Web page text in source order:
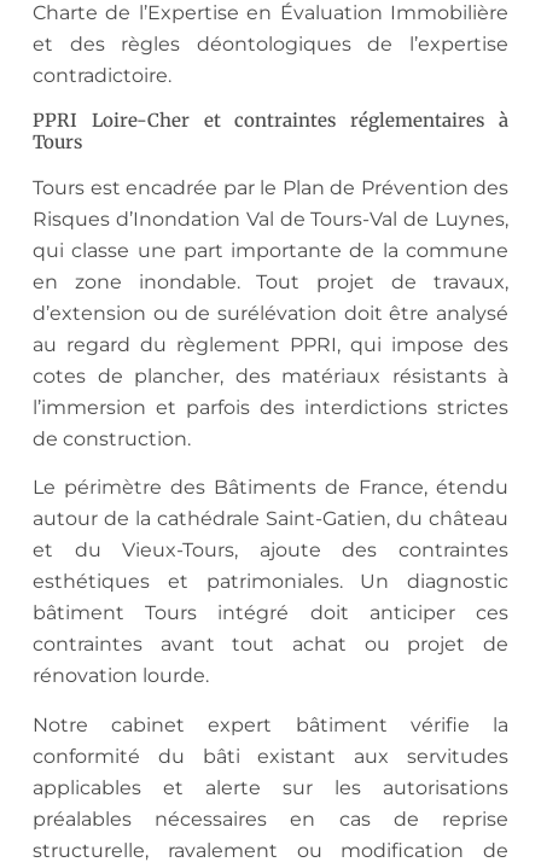
Charte de l’Expertise en Évaluation Immobilière
et des règles déontologiques de l’expertise
contradictoire.
PPRI Loire-Cher et contraintes réglementaires à
Tours
Tours est encadrée par le Plan de Prévention des
Risques d’Inondation Val de Tours-Val de Luynes,
qui classe une part importante de la commune
en zone inondable. Tout projet de travaux,
d’extension ou de surélévation doit être analysé
au regard du règlement PPRI, qui impose des
cotes de plancher, des matériaux résistants à
l’immersion et parfois des interdictions strictes
de construction.
Le périmètre des Bâtiments de France, étendu
autour de la cathédrale Saint-Gatien, du château
et du Vieux-Tours, ajoute des contraintes
esthétiques et patrimoniales. Un diagnostic
bâtiment Tours intégré doit anticiper ces
contraintes avant tout achat ou projet de
rénovation lourde.
Notre cabinet expert bâtiment vérifie la
conformité du bâti existant aux servitudes
applicables et alerte sur les autorisations
préalables nécessaires en cas de reprise
structurelle, ravalement ou modification de